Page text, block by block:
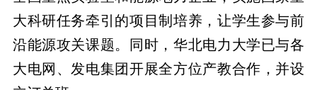
大科研任务牵引的项目制培养，让学生参与前
沿能源攻关课题。同时，华北电力大学已与各
大电网、发电集团开展全方位产教合作，并设